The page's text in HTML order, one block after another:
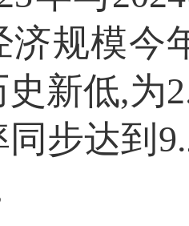
济规模今
新低,为
步达到